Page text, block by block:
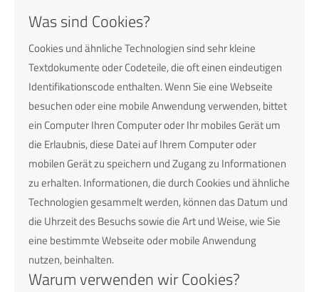
Was sind Cookies?
Cookies und ähnliche Technologien sind sehr kleine
Textdokumente oder Codeteile, die oft einen eindeutigen
Identifikationscode enthalten. Wenn Sie eine Webseite
besuchen oder eine mobile Anwendung verwenden, bittet
ein Computer Ihren Computer oder Ihr mobiles Gerät um
die Erlaubnis, diese Datei auf Ihrem Computer oder
mobilen Gerät zu speichern und Zugang zu Informationen
zu erhalten. Informationen, die durch Cookies und ähnliche
Technologien gesammelt werden, können das Datum und
die Uhrzeit des Besuchs sowie die Art und Weise, wie Sie
eine bestimmte Webseite oder mobile Anwendung
nutzen, beinhalten.
Warum verwenden wir Cookies?